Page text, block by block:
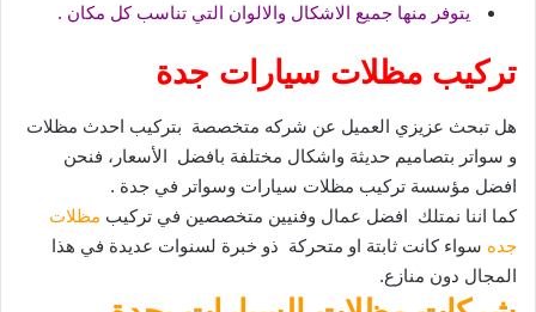
يتوفر منها جميع الاشكال والالوان التي تناسب كل مكان .
تركيب مظلات سيارات جدة
هل تبحث عزيزي العميل عن شركه متخصصة بتركيب احدث مظلات
و سواتر بتصاميم حديثة واشكال مختلفة بافضل الأسعار، فنحن
افضل مؤسسة تركيب مظلات سيارات وسواتر في جدة .
كما اننا نمتلك افضل عمال وفنيين متخصصين في تركيب مظلات
جده سواء كانت ثابتة او متحركة ذو خبرة لسنوات عديدة في هذا
المجال دون منازع.